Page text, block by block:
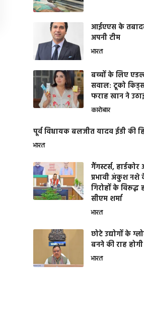
आईएएस के
अपनी टीम
भारत
बच्चों के लिए
सवाल: टूको
फराह खान ने
कारोबार
पूर्व विधायक बलजीत यादव ईडी की
भारत
गैंगस्टर्स,
प्रभावी अंकुश नशे
गिरोहों के
सीएम शर्मा
भारत
छोटे उद्योगों के
बनने की राह
भारत